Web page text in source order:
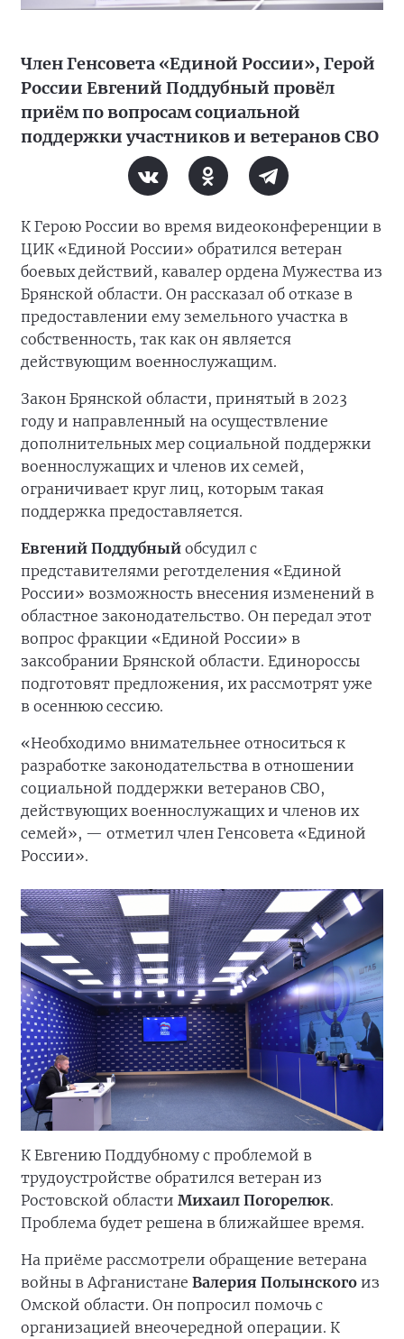
Член Генсовета «Единой России», Герой
России Евгений Поддубный провёл
приём по вопросам социальной
поддержки участников и ветеранов СВО
К Герою России во время видеоконференции в
ЦИК «Единой России» обратился ветеран
боевых действий, кавалер ордена Мужества из
Брянской области. Он рассказал об отказе в
предоставлении ему земельного участка в
собственность, так как он является
действующим военнослужащим.
Закон Брянской области, принятый в 2023
году и направленный на осуществление
дополнительных мер социальной поддержки
военнослужащих и членов их семей,
ограничивает круг лиц, которым такая
поддержка предоставляется.
Евгений Поддубный обсудил с
представителями реготделения «Единой
России» возможность внесения изменений в
областное законодательство. Он передал этот
вопрос фракции «Единой России» в
заксобрании Брянской области. Единороссы
подготовят предложения, их рассмотрят уже
в осеннюю сессию.
«Необходимо внимательнее относиться к
разработке законодательства в отношении
социальной поддержки ветеранов СВО,
действующих военнослужащих и членов их
семей», — отметил член Генсовета «Единой
России».
К Евгению Поддубному с проблемой в
трудоустройстве обратился ветеран из
Ростовской области Михаил Погорелюк.
Проблема будет решена в ближайшее время.
На приёме рассмотрели обращение ветерана
войны в Афганистане Валерия Полынского из
Омской области. Он попросил помочь с
организацией внеочередной операции. К